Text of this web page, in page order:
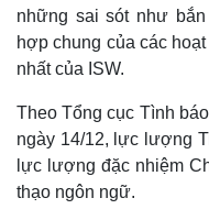
Kinh tế
những sai sót như
hợp chung của các
nhất của ISW.
Theo Tổng cục Tình
ngày 14/12, lực lượng
lực lượng đặc nhiệm
thạo ngôn ngữ.